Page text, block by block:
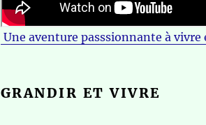
Une aventure passsionnante à vivre
GRANDIR ET VIVRE